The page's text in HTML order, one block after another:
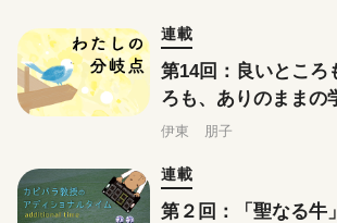
連載
第14回：良いところ
ろも、ありのままの
伊東 朋子
連載
第２回：「聖なる牛